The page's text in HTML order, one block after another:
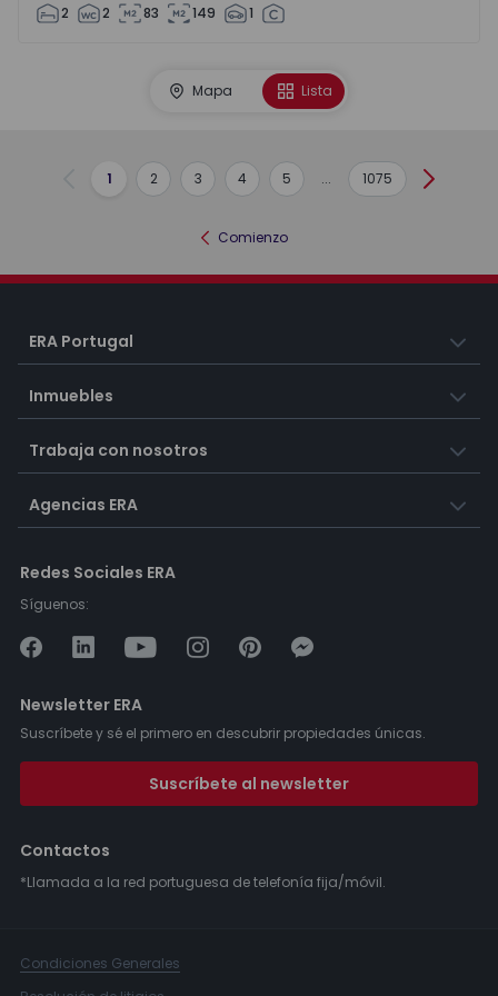
2 2 83 149 1
Mapa Lista
Anterior
1 2 3 4 5 ... 1075
Comienzo
ERA Portugal
Inmuebles
Trabaja con nosotros
Agencias ERA
Redes Sociales ERA
Síguenos:
Newsletter ERA
Suscríbete y sé el primero en descubrir propiedades únicas.
Suscríbete al newsletter
Contactos
*Llamada a la red portuguesa de telefonía fija/móvil.
Condiciones Generales